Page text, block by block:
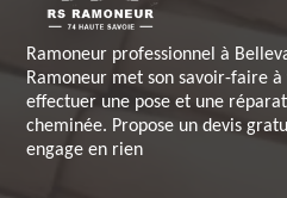
Ramoneur professionnel à
Ramoneur met son savoir-faire
effectuer une pose et une
cheminée. Propose un devis
engage en rien